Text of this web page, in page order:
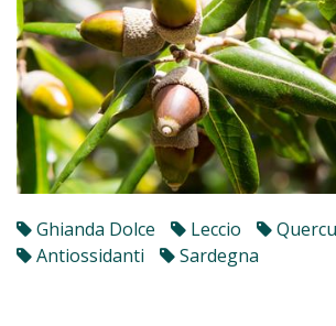
Ghianda Dolce Leccio
Antiossidanti
Sardegna